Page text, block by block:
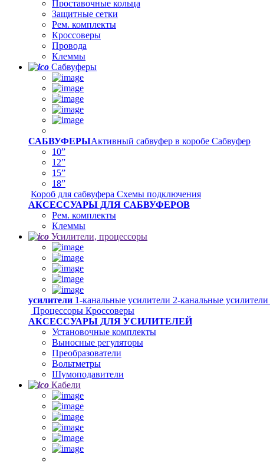
Проставочные кольца
Защитные сетки
Рем. комплекты
Кроссоверы
Провода
Клеммы
Сабвуферы
САБВУФЕРЫАктивный сабвуфер в коробе Сабвуфер
10”
12”
15”
18”
Короб для сабвуфера Схемы подключения
АКСЕССУАРЫ ДЛЯ САБВУФЕРОВ
Рем. комплекты
Клеммы
Усилители, процессоры
усилители 1-канальные усилители 2-канальные усилители
Процессоры Кроссоверы
АКСЕССУАРЫ ДЛЯ УСИЛИТЕЛЕЙ
Установочные комплекты
Выносные регуляторы
Преобразователи
Вольтметры
Шумоподавители
Кабели